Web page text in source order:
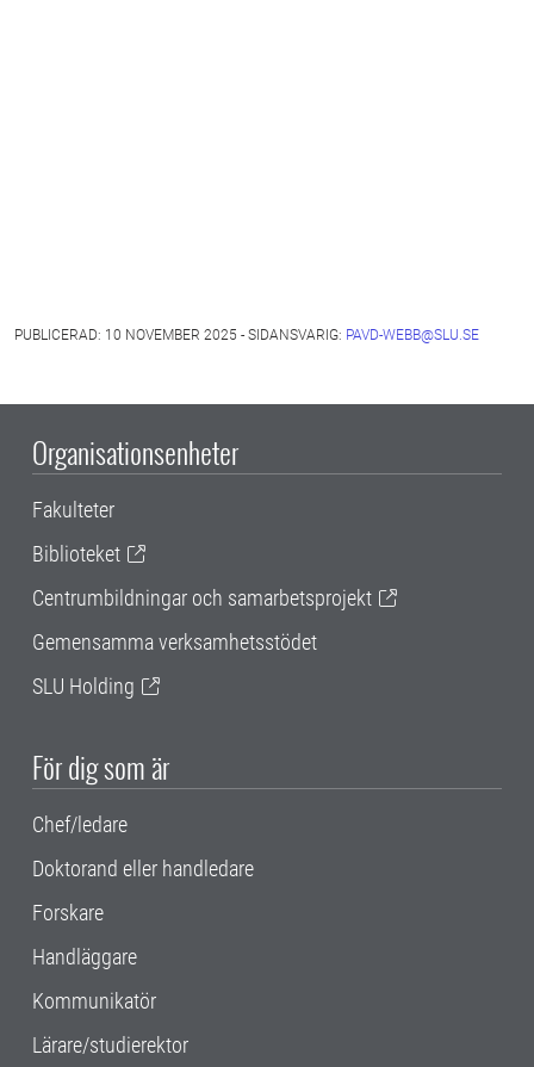
PUBLICERAD: 10 NOVEMBER 2025 - SIDANSVARIG: PAVD-WEBB@SLU.SE
Organisationsenheter
Fakulteter
Biblioteket
Centrumbildningar och samarbetsprojekt
Gemensamma verksamhetsstödet
SLU Holding
För dig som är
Chef/ledare
Doktorand eller handledare
Forskare
Handläggare
Kommunikatör
Lärare/studierektor